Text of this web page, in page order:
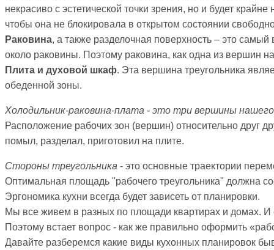
некрасиво с эстетической точки зрения, но и будет
чтобы она не блокировала в открытом состоянии
Раковина, а также разделочная поверхность – это
около раковины. Поэтому раковина, как одна из вершин
Плита и духовой шкаф. Эта вершина треугольника
обеденной зоны.
Холодильник-раковина-плата - это три вершины нашего
Расположение рабочих зон (вершин) относительно друг
помыл, разделал, приготовил на плите.
Стороны треугольника - это основные траектории
Оптимальная площадь "рабочего треугольника" должна
Эргономика кухни всегда будет зависеть от планировки.
Мы все живем в разных по площади квартирах и домах. И
Поэтому встает вопрос - как же правильно оформить
Давайте разберемся какие виды кухонных планировок